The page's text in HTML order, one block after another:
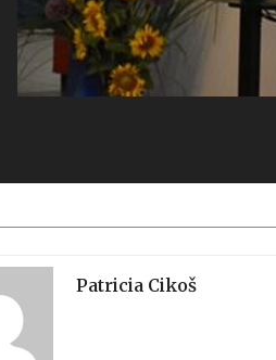
Patricia Cikoš